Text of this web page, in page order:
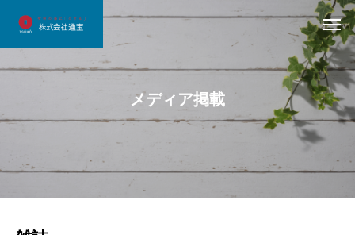
メディア掲載